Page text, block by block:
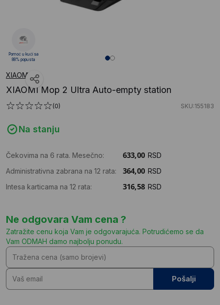
XIAOMI
XIAOMI Mop 2 Ultra Auto-empty station
(0) SKU:155183
Na stanju
Čekovima na 6 rata. Mesečno:
RSD
Administrativna zabrana na 12 rata:
RSD
Intesa karticama na 12 rata:
RSD
Ne odgovara Vam cena ?
Zatražite cenu koja Vam je odgovarajuća. Potrudićemo se da
Vam ODMAH damo najbolju ponudu.
Pošalji
Pomoć u kući sa
88% popusta